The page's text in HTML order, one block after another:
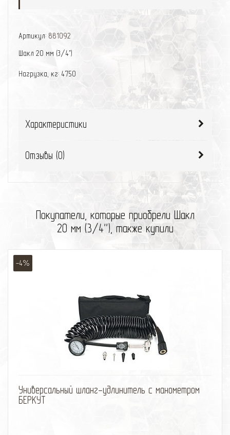
Артикул: 881092
Шакл 20 мм (3/4")
Нагрузка, кг: 4750
Характеристики
Отзывы (0)
Покупатели, которые приобрели Шакл
20 мм (3/4''), также купили
-4%
Универсальный шланг-удлинитель с манометром
БЕРКУТ